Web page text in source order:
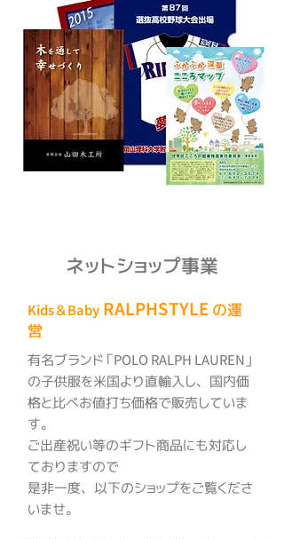
ネットショップ事業
Kids＆Baby RALPHSTYLE の運
営
有名ブランド「POLO RALPH LAUREN」
の子供服を米国より直輸入し、国内価
格と比べお値打ち価格で販売していま
す。
ご出産祝い等のギフト商品にも対応し
ておりますので
是非一度、以下のショップをご覧くださ
いませ。